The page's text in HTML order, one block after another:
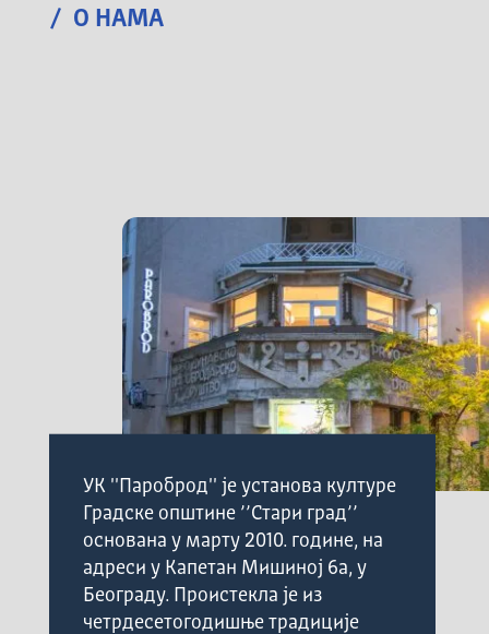
/ О НАМА
УК ''Пароброд'' је установа културе
Градске општине ’’Стари град’’
основана у марту 2010. године, на
адреси у Капетан Мишиној 6а, у
Београду. Проистекла је из
четрдесетогодишње традиције